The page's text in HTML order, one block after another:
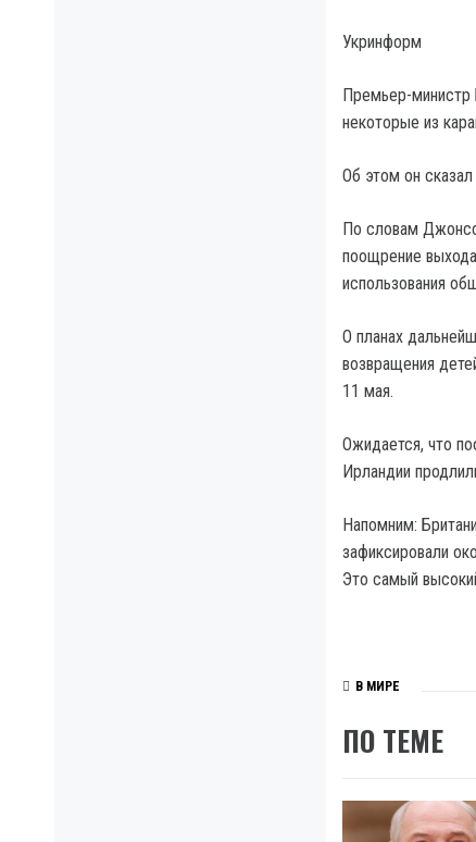
Укринформ
Премьер-министр
некоторые из
Об этом он
По словам
поощрение
использования
О планах
возвращения
11 мая.
Ожидается, что
Ирландии
Напомним:
зафиксировали
Это самый
В МИРЕ
ПО ТЕМЕ